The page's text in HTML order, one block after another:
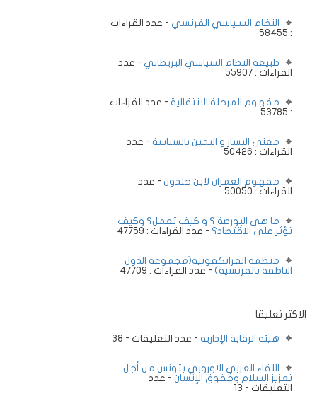
النظام السـياسي الفرنسي - عدد القراءات
: 58455
طبيعة النظام السياسي البريطاني - عدد
القراءات : 55907
مفهوم المرحلة الانتقالية - عدد القراءات
: 53785
معنى اليسار و اليمين بالسياسة - عدد
القراءات : 50426
مفهوم العمران لابن خلدون - عدد
القراءات : 50050
ما هى البورصة ؟ و كيف تعمل؟ وكيف
تؤثر على الاقتصاد؟ - عدد القراءات : 47759
منظمة الفرانكفونية(مجموعة الدول
الناطقة بالفرنسية) - عدد القراءات : 47709
الاكثر تعليقا
هيئة الرقابة الإدارية - عدد التعليقات - 38
اللقاء العربي الاوروبي بتونس من أجل
تعزيز السلام وحقوق الإنسان - عدد
التعليقات - 13